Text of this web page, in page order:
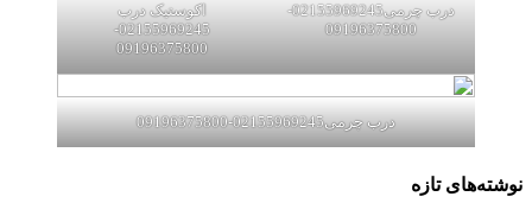
درب چرمی02155969245-
09196375800
اکوستیک درب
02155969245-
09196375800
درب چرمی02155969245-09196375800
نوشته‌های تازه